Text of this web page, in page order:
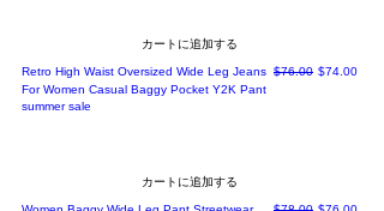
カートに追加する
Retro High Waist Oversized Wide Leg Jeans
For Women Casual Baggy Pocket Y2K Pant
通常価格
$76.00 セール価格
$74.00
summer sale
カートに追加する
通常価格セール価格